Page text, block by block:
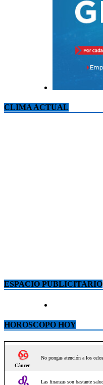
CLIMA ACTUAL
ESPACIO PUBLICITARIO
HOROSCOPO HOY